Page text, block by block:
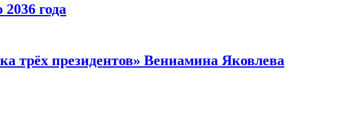
года
трёх президентов» Вениамина Яковлева